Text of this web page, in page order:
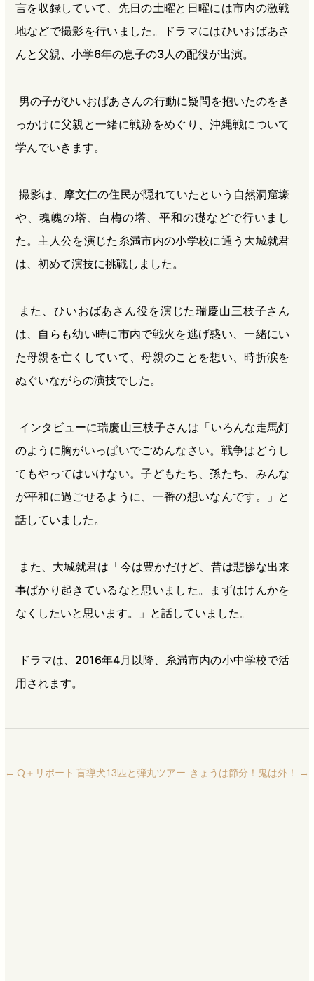
言を収録していて、先日の土曜と日曜には市内の激戦
地などで撮影を行いました。ドラマにはひいおばあさ
んと父親、小学6年の息子の3人の配役が出演。
男の子がひいおばあさんの行動に疑問を抱いたのをき
っかけに父親と一緒に戦跡をめぐり、沖縄戦について
学んでいきます。
撮影は、摩文仁の住民が隠れていたという自然洞窟壕
や、魂魄の塔、白梅の塔、平和の礎などで行いまし
た。主人公を演じた糸満市内の小学校に通う大城就君
は、初めて演技に挑戦しました。
また、ひいおばあさん役を演じた瑞慶山三枝子さん
は、自らも幼い時に市内で戦火を逃げ惑い、一緒にい
た母親を亡くしていて、母親のことを想い、時折涙を
ぬぐいながらの演技でした。
インタビューに瑞慶山三枝子さんは「いろんな走馬灯
のように胸がいっぱいでごめんなさい。戦争はどうし
てもやってはいけない。子どもたち、孫たち、みんな
が平和に過ごせるように、一番の想いなんです。」と
話していました。
また、大城就君は「今は豊かだけど、昔は悲惨な出来
事ばかり起きているなと思いました。まずはけんかを
なくしたいと思います。」と話していました。
ドラマは、2016年4月以降、糸満市内の小中学校で活
用されます。
← Q＋リポート 盲導犬13匹と弾丸ツアー きょうは節分！鬼は外！ →